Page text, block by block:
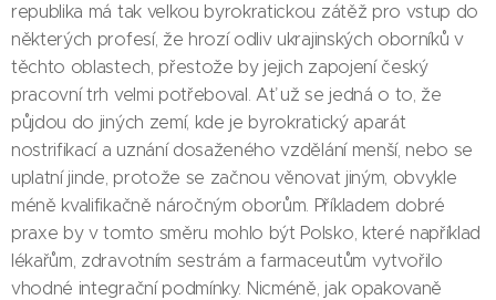
republika má tak velkou byrokratickou zátěž pro vstup do
některých profesí, že hrozí odliv ukrajinských oborníků v
těchto oblastech, přestože by jejich zapojení český
pracovní trh velmi potřeboval. Ať už se jedná o to, že
půjdou do jiných zemí, kde je byrokratický aparát
nostrifikací a uznání dosaženého vzdělání menší, nebo se
uplatní jinde, protože se začnou věnovat jiným, obvykle
méně kvalifikačně náročným oborům. Příkladem dobré
praxe by v tomto směru mohlo být Polsko, které například
lékařům, zdravotním sestrám a farmaceutům vytvořilo
vhodné integrační podmínky. Nicméně, jak opakovaně